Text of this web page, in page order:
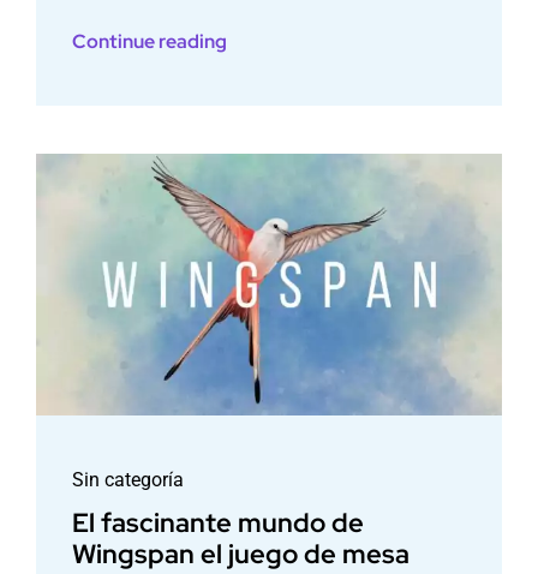
Continue reading
Sin categoría
El fascinante mundo de
Wingspan el juego de mesa